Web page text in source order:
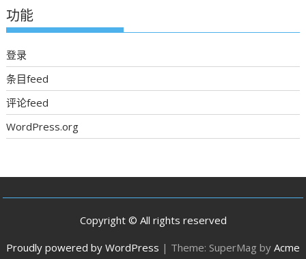
新
聞
功能
登录
条目feed
评论feed
WordPress.org
Copyright © All rights reserved
Proudly powered by WordPress | Theme: SuperMag by Acme